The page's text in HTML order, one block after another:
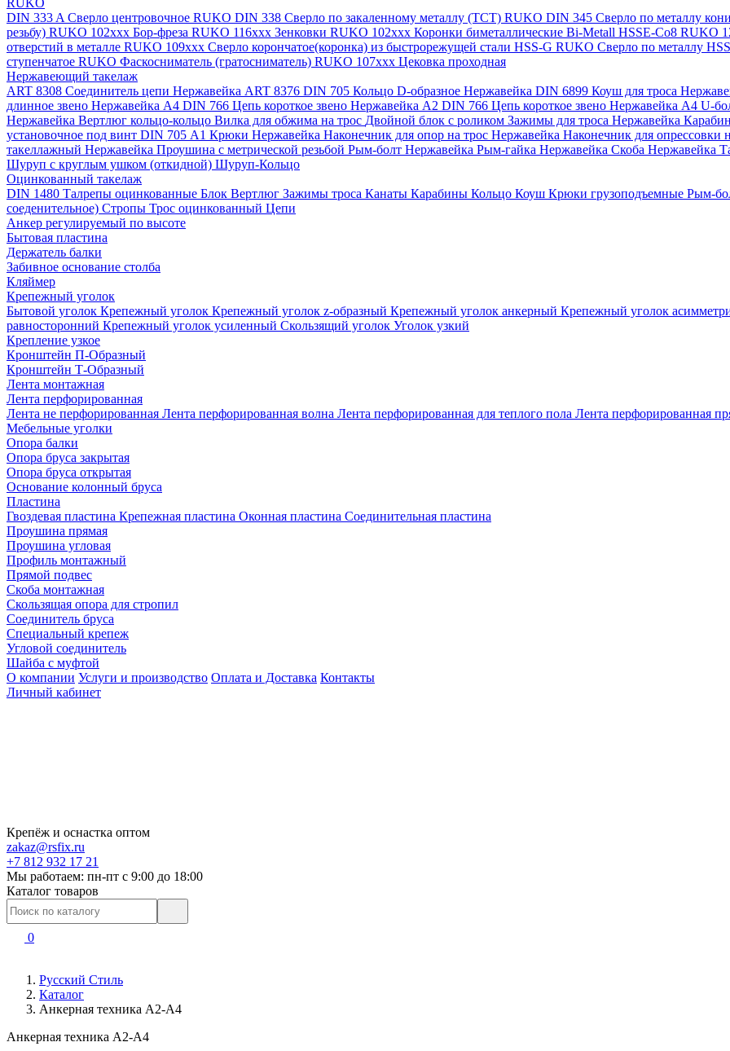
RUKO
DIN 333 A Сверло центровочное RUKO DIN 338 Сверло по закаленному металлу (ТСТ) RUKO DIN 345 Сверло по металлу
резьбу) RUKO 102xxx Бор-фреза RUKO 116xxx Зенковки RUKO 102xxx Коронки биметаллические Bi-Metall HSSE-Co8 RUKO
отверстий в металле RUKO 109ххх Сверло корончатое(коронка) из быстрорежущей стали HSS-G RUKO Сверло по металлу
ступенчатое RUKO Фаскосниматель (гратосниматель) RUKO 107xxx Цековка проходная
Нержавеющий такелаж
ART 8308 Соединитель цепи Нержавейка ART 8376 DIN 705 Кольцо D-образное Нержавейка DIN 6899 Коуш для троса
длинное звено Нержавейка A4 DIN 766 Цепь короткое звено Нержавейка A2 DIN 766 Цепь короткое звено Нержавейка А4 U-
Нержавейка Вертлюг кольцо-кольцо Вилка для обжима на трос Двойной блок с роликом Зажимы для троса Нержавейка
установочное под винт DIN 705 А1 Крюки Нержавейка Наконечник для опор на трос Нержавейка Наконечник для опрессовки
такеллажный Нержавейка Проушина с метрической резьбой Рым-болт Нержавейка Рым-гайка Нержавейка Скоба Нержавейка
Шуруп с круглым ушком (откидной) Шуруп-Кольцо
Оцинкованный такелаж
DIN 1480 Талрепы оцинкованные Блок Вертлюг Зажимы троса Канаты Карабины Кольцо Коуш Крюки грузоподъемные Рым-
соеденительное) Стропы Трос оцинкованный Цепи
Анкер регулируемый по высоте
Бытовая пластина
Держатель балки
Забивное основание столба
Кляймер
Крепежный уголок
Бытовой уголок Крепежный уголок Крепежный уголок z-образный Крепежный уголок анкерный Крепежный уголок
равносторонний Крепежный уголок усиленный Скользящий уголок Уголок узкий
Крепление узкое
Кронштейн П-Образный
Кронштейн Т-Образный
Лента монтажная
Лента перфорированная
Лента не перфорированная Лента перфорированная волна Лента перфорированная для теплого пола Лента перфорированная
Мебельные уголки
Опора балки
Опора бруса закрытая
Опора бруса открытая
Основание колонный бруса
Пластина
Гвоздевая пластина Крепежная пластина Оконная пластина Соединительная пластина
Проушина прямая
Проушина угловая
Профиль монтажный
Прямой подвес
Скоба монтажная
Скользящая опора для стропил
Соединитель бруса
Специальный крепеж
Угловой соединитель
Шайба с муфтой
О компании Услуги и производство Оплата и Доставка Контакты
Личный кабинет
Крепёж и оснастка оптом
zakaz@rsfix.ru
+7 812 932 17 21
Мы работаем: пн-пт c 9:00 до 18:00
Каталог товаров
0
Русский Стиль
Каталог
Анкерная техника А2-А4
Анкерная техника А2-А4